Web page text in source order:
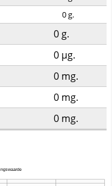
0g.
0g.
0 µg.
0 mg.
0 mg.
0 mg.